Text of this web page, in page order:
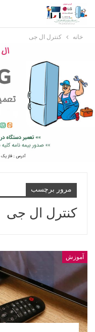
خانه کنترل ال جی
مرور برچسب
کنترل ال جی
آموزش